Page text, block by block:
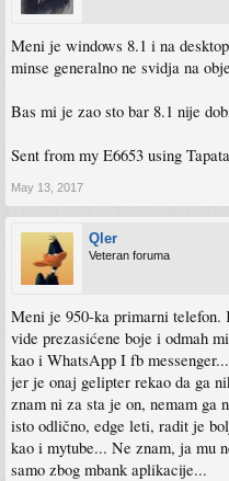
Meni je windows 8.1 i na
minse generalno ne svidja na
Bas mi je zao sto bar 8.1 nije
Sent from my E6653 using
May 13, 2017
Qler
Veteran foruma
Meni je 950-ka primarni telefon.
vide prezasićene boje i odmah
kao i WhatsApp I fb
jer je onaj gelipter rekao da ga
znam ni za sta je on, nemam ga
isto odlično, edge leti, radit je
kao i mytube... Ne znam, ja mu
samo zbog mbank aplikacije...